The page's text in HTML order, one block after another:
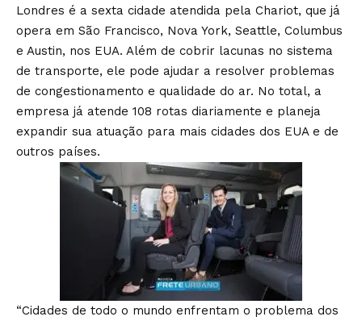
Londres é a sexta cidade atendida pela Chariot, que já
opera em São Francisco, Nova York, Seattle, Columbus
e Austin, nos EUA. Além de cobrir lacunas no sistema
de transporte, ele pode ajudar a resolver problemas
de congestionamento e qualidade do ar. No total, a
empresa já atende 108 rotas diariamente e planeja
expandir sua atuação para mais cidades dos EUA e de
outros países.
“Cidades de todo o mundo enfrentam o problema dos